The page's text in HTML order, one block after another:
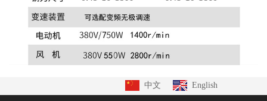
中文 English